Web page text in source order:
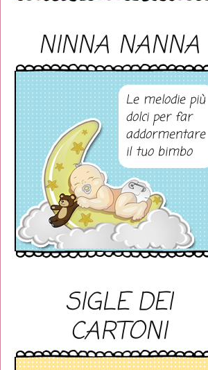
NINNA NANNA
Le melodie più
dolci per far
addormentare
il tuo bimbo
SIGLE DEI
CARTONI